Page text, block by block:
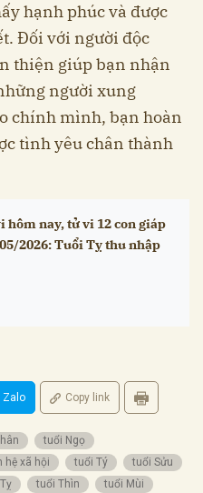
hạnh phúc và được
Đối với người độc
thiện giúp bạn nhận
người xung
chính mình, bạn hoàn
tình yêu chân thành
hôm nay, tử vi 12 con giáp
2026: Tuổi Tỵ thu nhập
Zalo Copy link
tuổi Ngọ
hệ xã hội tuổi Tý
tuổi Sửu
tuổi Thìn tuổi Mùi